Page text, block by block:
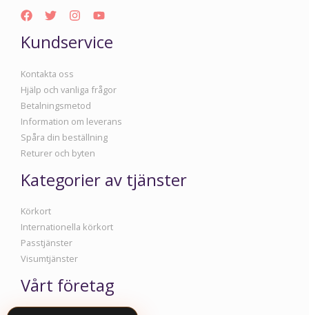
Kundservice
Kontakta oss
Hjälp och vanliga frågor
Betalningsmetod
Information om leverans
Spåra din beställning
Returer och byten
Kategorier av tjänster
Körkort
Internationella körkort
Passtjänster
Visumtjänster
Vårt företag